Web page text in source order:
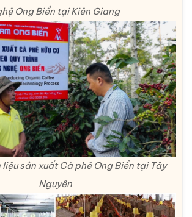
Ong Biển tại Kiên Giang
liệu sản xuất Cà phê Ong Biển tại Tây
Nguyên